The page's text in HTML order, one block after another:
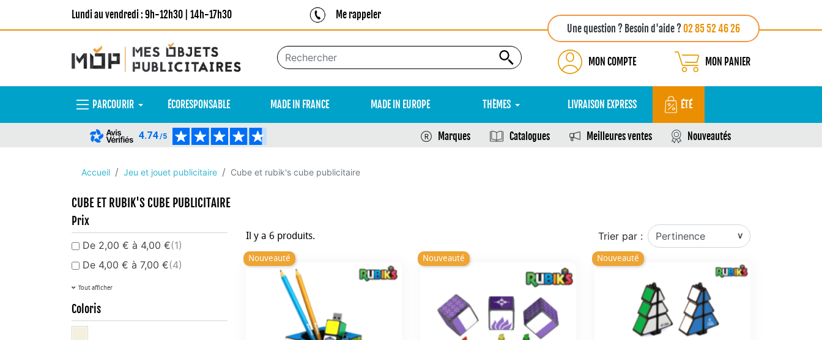
Lundi au vendredi : 9h-12h30 | 14h-17h30
Me rappeler
Une question ? Besoin d'aide ?02 85 52 46 26
MON COMPTE MON PANIER
PARCOURIR ÉCORESPONSABLE MADE IN FRANCE MADE IN EUROPE THÈMES LIVRAISON EXPRESS ÉTÉ
4.74/5 Marques Catalogues Meilleures ventes Nouveautés
Accueil Jeu et jouet publicitaire Cube et rubik's cube publicitaire
CUBE ET RUBIK'S CUBE PUBLICITAIRE
Prix
De 2,00 € à 4,00 €(1)
De 4,00 € à 7,00 €(4)
Tout afficher
Coloris
Il y a 6 produits. Trier par :
Nouveauté Nouveauté Nouveauté